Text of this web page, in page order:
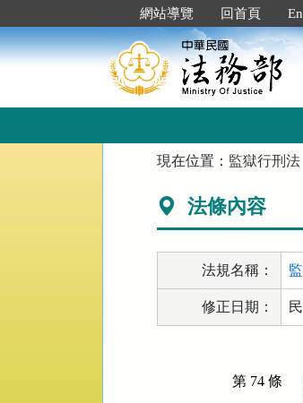
到
主
要
網站導覽 回首頁
現在位置： 監獄行刑法
法條內容
法規名稱：
修正日期：
第 74 條